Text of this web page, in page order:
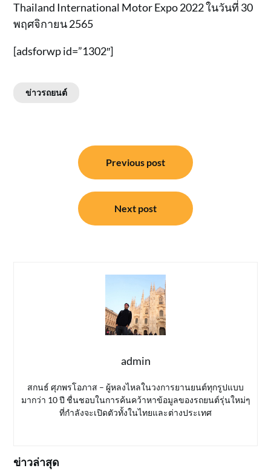
Thailand International Motor Expo 2022 ในวันที่ 30
พฤศจิกายน 2565
[adsforwp id=”1302″]
ข่าวรถยนต์
Previous post
Next post
admin
สกนธ์ ศุภพรโอภาส – ผู้หลงไหลในวงการยานยนต์ทุกรูปแบบ
มากว่า 10 ปี ชื่นชอบในการค้นคว้าหาข้อมูลของรถยนต์รุ่นใหม่ๆ
ที่กำลังจะเปิดตัวทั้งในไทยและต่างประเทศ
ข่าวล่าสุด